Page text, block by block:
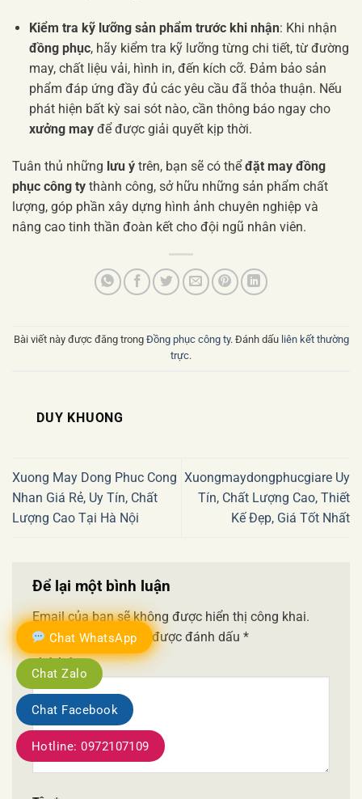
Chat WhatsApp
Chat Zalo
Chat Facebook
Hotline: 0972107109
Kiểm tra kỹ lưỡng sản phẩm trước khi nhận: Khi nhận
đồng phục, hãy kiểm tra kỹ lưỡng từng chi tiết, từ đường
may, chất liệu vải, hình in, đến kích cỡ. Đảm bảo sản
phẩm đáp ứng đầy đủ các yêu cầu đã thỏa thuận. Nếu
phát hiện bất kỳ sai sót nào, cần thông báo ngay cho
xưởng mayđể được giải quyết kịp thời.
Tuân thủ những lưu ý trên, bạn sẽ có thểđặt may đồng
phục công ty thành công, sở hữu những sản phẩm chất
lượng, góp phần xây dựng hình ảnh chuyên nghiệp và
nâng cao tinh thần đoàn kết cho đội ngũ nhân viên.
Bài viết này được đăng trong Đồng phục công ty. Đánh dấu liên kết thường
trực.
DUY KHUONG
Xuong May Dong Phuc Cong
Nhan Giá Rẻ, Uy Tín, Chất
Lượng Cao Tại Hà Nội
Xuongmaydongphucgiare Uy
Tín, Chất Lượng Cao, Thiết
Kế Đẹp, Giá Tốt Nhất
Để lại một bình luận
Email của bạn sẽ không được hiển thị công khai.
Các trường bắt buộc được đánh dấu *
Bình luận*